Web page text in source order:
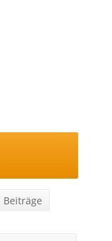
Beiträge